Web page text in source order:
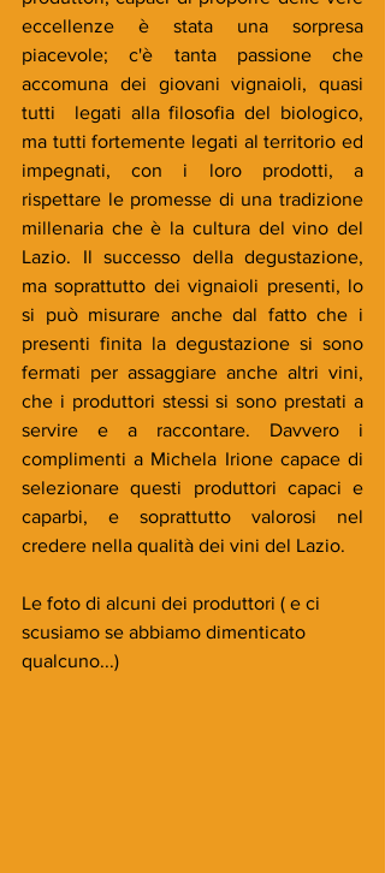
eccellenze è stata una sorpresa
piacevole; c'è tanta passione che
accomuna dei giovani vignaioli, quasi
tutti  legati alla filosofia del biologico,
ma tutti fortemente legati al territorio ed
impegnati, con i loro prodotti, a
rispettare le promesse di una tradizione
millenaria che è la cultura del vino del
Lazio. Il successo della degustazione,
ma soprattutto dei vignaioli presenti, lo
si può misurare anche dal fatto che i
presenti finita la degustazione si sono
fermati per assaggiare anche altri vini,
che i produttori stessi si sono prestati a
servire e a raccontare. Davvero i
complimenti a Michela Irione capace di
selezionare questi produttori capaci e
caparbi, e soprattutto valorosi nel
credere nella qualità dei vini del Lazio.
Le foto di alcuni dei produttori ( e ci
scusiamo se abbiamo dimenticato
qualcuno...)